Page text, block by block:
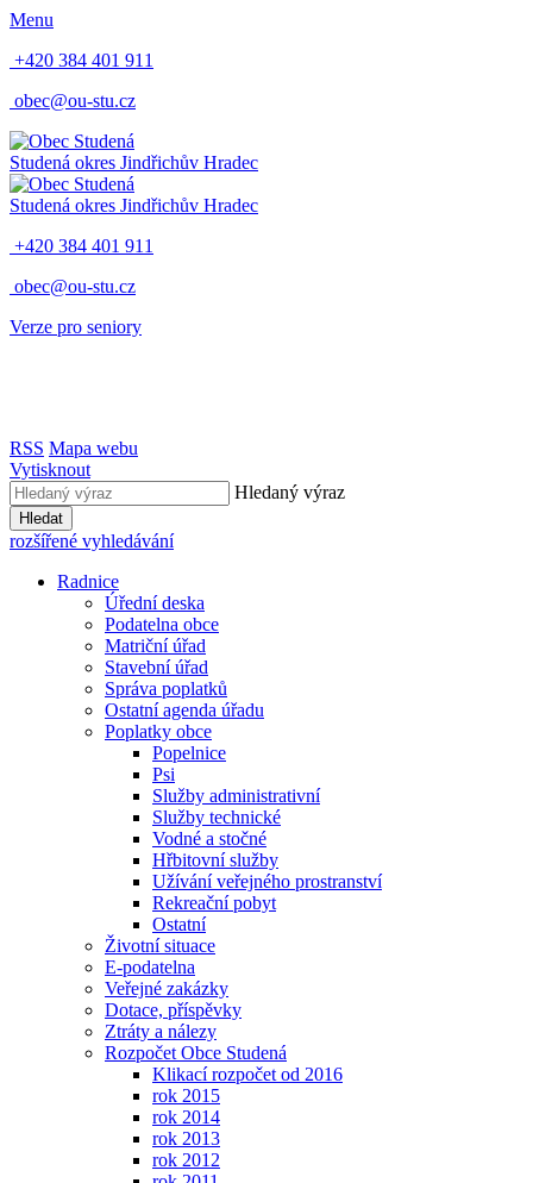
Menu
+420 384 401 911
obec@ou-stu.cz
Studená okres Jindřichův Hradec
Studená okres Jindřichův Hradec
+420 384 401 911
obec@ou-stu.cz
Verze pro seniory
RSS Mapa webu
Vytisknout
Hledaný výraz
Hledat
rozšířené vyhledávání
Radnice
Úřední deska
Podatelna obce
Matriční úřad
Stavební úřad
Správa poplatků
Ostatní agenda úřadu
Poplatky obce
Popelnice
Psi
Služby administrativní
Služby technické
Vodné a stočné
Hřbitovní služby
Užívání veřejného prostranství
Rekreační pobyt
Ostatní
Životní situace
E-podatelna
Veřejné zakázky
Dotace, příspěvky
Ztráty a nálezy
Rozpočet Obce Studená
Klikací rozpočet od 2016
rok 2015
rok 2014
rok 2013
rok 2012